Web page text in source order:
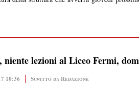
lezioni al Liceo Fermi,
10:36 Scritto da Redazione